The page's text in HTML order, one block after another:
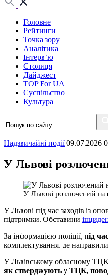
Головне
Рейтинги
Точка зору
Аналітика
Інтерв’ю
Столиця
Дайджест
TOP For UA
Суспiльство
Культура
Надзвичайні події 09.07.2026
У Львові
У Львові розлючений
У Львові під час заходів із
підтримки. Обставини
За інформацією поліції, під
комплектування, де направили
У Львівському обласному ТЦК
як стверджують у ТЦК,